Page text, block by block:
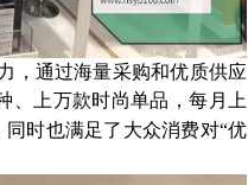
，通过海量采购和优质供应
、上万款时尚单品，每月上
时也满足了大众消费对“优